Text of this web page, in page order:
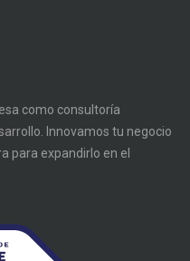
como consultoría
Innovamos tu negocio
para expandirlo en el